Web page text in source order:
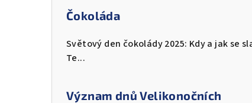
Čokoláda
Světový den čokolády 2025: Kdy a jak se
Te...
Význam dnů Velikonočních